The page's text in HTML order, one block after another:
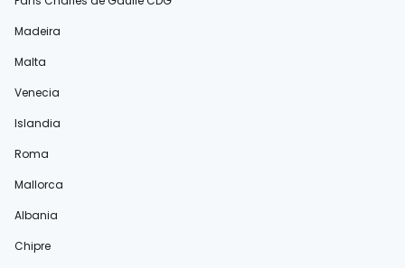
Madeira
Malta
Venecia
Islandia
Roma
Mallorca
Albania
Chipre